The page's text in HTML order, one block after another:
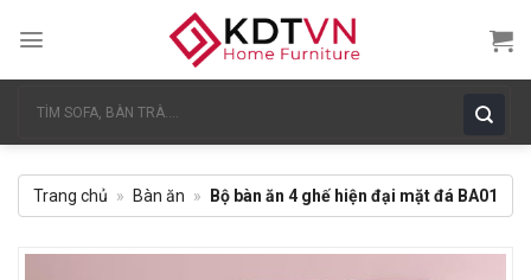
kiếm:
Trang chủ » Bàn ăn » Bộ bàn ăn 4 ghế hiện đại mặt đá BA01